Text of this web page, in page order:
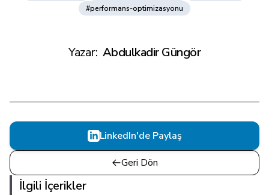
#performans-optimizasyonu
Yazar: Abdulkadir Güngör
LinkedIn'de Paylaş
Geri Dön
İlgili İçerikler